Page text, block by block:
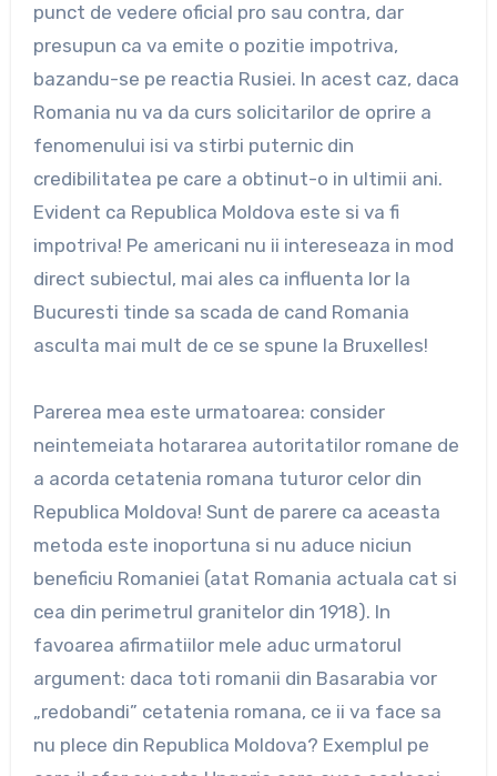
punct de vedere oficial pro sau contra, dar
presupun ca va emite o pozitie impotriva,
bazandu-se pe reactia Rusiei. In acest caz, daca
Romania nu va da curs solicitarilor de oprire a
fenomenului isi va stirbi puternic din
credibilitatea pe care a obtinut-o in ultimii ani.
Evident ca Republica Moldova este si va fi
impotriva! Pe americani nu ii intereseaza in mod
direct subiectul, mai ales ca influenta lor la
Bucuresti tinde sa scada de cand Romania
asculta mai mult de ce se spune la Bruxelles!
Parerea mea este urmatoarea: consider
neintemeiata hotararea autoritatilor romane de
a acorda cetatenia romana tuturor celor din
Republica Moldova! Sunt de parere ca aceasta
metoda este inoportuna si nu aduce niciun
beneficiu Romaniei (atat Romania actuala cat si
cea din perimetrul granitelor din 1918). In
favoarea afirmatiilor mele aduc urmatorul
argument: daca toti romanii din Basarabia vor
„redobandi” cetatenia romana, ce ii va face sa
nu plece din Republica Moldova? Exemplul pe